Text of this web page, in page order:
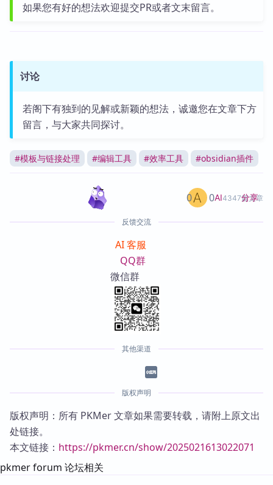
如果您有好的想法欢迎提交PR或者文末留言。
讨论
若阁下有独到的见解或新颖的想法，诚邀您在文章下方
留言，与大家共同探讨。
#模板与链接处理 #编辑工具 #效率工具 #obsidian插件
AI4347篇文章
0 0 分享
反馈交流
AI 客服
QQ群
微信群
其他渠道
版权声明
版权声明：所有 PKMer 文章如果需要转载，请附上原文出
处链接。
本文链接： https://pkmer.cn/show/2025021613022071
pkmer forum 论坛相关